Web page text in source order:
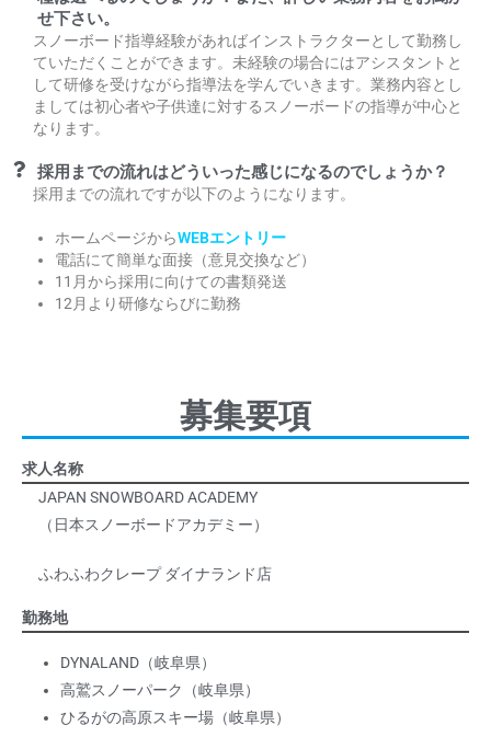
せ下さい。
スノーボード指導経験があればインストラクターとして勤務し
ていただくことができます。未経験の場合にはアシスタントと
して研修を受けながら指導法を学んでいきます。業務内容とし
ましては初心者や子供達に対するスノーボードの指導が中心と
なります。
採用までの流れはどういった感じになるのでしょうか？
採用までの流れですが以下のようになります。
ホームページからWEBエントリー
電話にて簡単な面接（意見交換など）
11月から採用に向けての書類発送
12月より研修ならびに勤務
募集要項
求人名称
JAPAN SNOWBOARD ACADEMY
（日本スノーボードアカデミー）
ふわふわクレープ ダイナランド店
勤務地
DYNALAND（岐阜県）
高鷲スノーパーク（岐阜県）
ひるがの高原スキー場（岐阜県）